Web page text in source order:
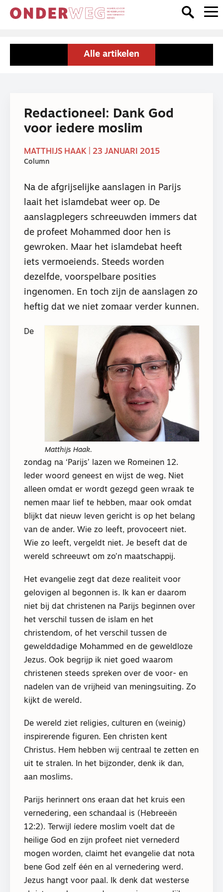
Alle artikelen
Redactioneel: Dank God
voor iedere moslim
MATTHIJS HAAK | 23 JANUARI 2015
Column
Na de afgrijselijke aanslagen in Parijs
laait het islamdebat weer op. De
aanslagplegers schreeuwden immers dat
de profeet Mohammed door hen is
gewroken. Maar het islamdebat heeft
iets vermoeiends. Steeds worden
dezelfde, voorspelbare posities
ingenomen. En toch zijn de aanslagen zo
heftig dat we niet zomaar verder kunnen.
Matthijs Haak.
De
zondag na ‘Parijs’ lazen we Romeinen 12.
Ieder woord geneest en wijst de weg. Niet
alleen omdat er wordt gezegd geen wraak te
nemen maar lief te hebben, maar ook omdat
blijkt dat nieuw leven gericht is op het belang
van de ander. Wie zo leeft, provoceert niet.
Wie zo leeft, vergeldt niet. Je beseft dat de
wereld schreeuwt om zo’n maatschappij.
Het evangelie zegt dat deze realiteit voor
gelovigen al begonnen is. Ik kan er daarom
niet bij dat christenen na Parijs beginnen over
het verschil tussen de islam en het
christendom, of het verschil tussen de
gewelddadige Mohammed en de geweldloze
Jezus. Ook begrijp ik niet goed waarom
christenen steeds spreken over de voor- en
nadelen van de vrijheid van meningsuiting. Zo
kijkt de wereld.
De wereld ziet religies, culturen en (weinig)
inspirerende figuren. Een christen kent
Christus. Hem hebben wij centraal te zetten en
uit te stralen. In het bijzonder, denk ik dan,
aan moslims.
Parijs herinnert ons eraan dat het kruis een
vernedering, een schandaal is (Hebreeën
12:2). Terwijl íedere moslim voelt dat de
heilige God en zijn profeet niet vernederd
mogen worden, claimt het evangelie dat nota
bene God zelf één en al vernedering werd.
Jezus hangt voor paal. Ik denk dat westerse